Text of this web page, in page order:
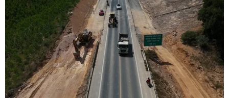
Tổng Biên tập: TRẦN TIẾN DUẨN
Phó Tổng Biên tập: NGUYỄN THỊ TÁM, KHÚC THANH
THỦY
Sở hữu trí tuệ
Quy định sử dụng
RSS
Hỗ trợ